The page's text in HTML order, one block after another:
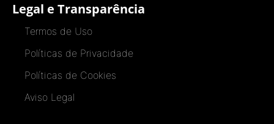
Legal e Transparência
Termos de Uso
Políticas de Privacidade
Políticas de Cookies
Aviso Legal